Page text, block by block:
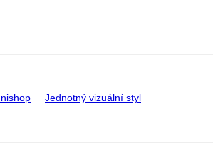
Jednotný vizuální styl